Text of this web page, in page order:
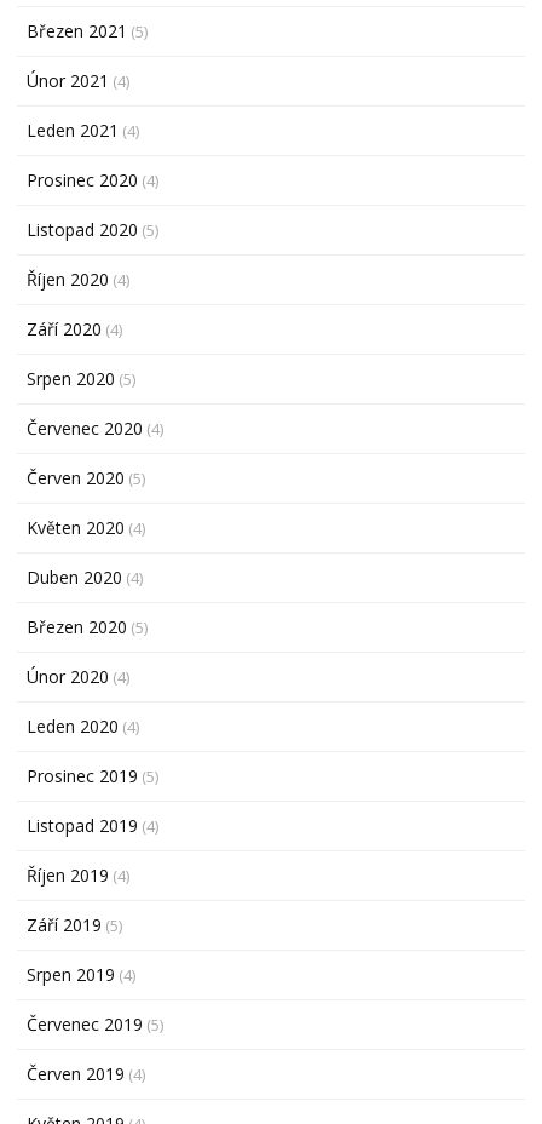
Březen 2021 (5)
Únor 2021 (4)
Leden 2021 (4)
Prosinec 2020 (4)
Listopad 2020 (5)
Říjen 2020 (4)
Září 2020 (4)
Srpen 2020 (5)
Červenec 2020 (4)
Červen 2020 (5)
Květen 2020 (4)
Duben 2020 (4)
Březen 2020 (5)
Únor 2020 (4)
Leden 2020 (4)
Prosinec 2019 (5)
Listopad 2019 (4)
Říjen 2019 (4)
Září 2019 (5)
Srpen 2019 (4)
Červenec 2019 (5)
Červen 2019 (4)